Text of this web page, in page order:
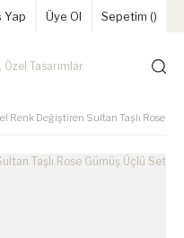
Yap Üye Ol Sepetim ()
Renk Değiştiren Sultan Taşlı Rose